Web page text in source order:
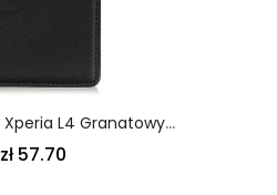
Etui Folio Sony Xperia L4 Granatowy Czarny Prosta Sztuczna Skóra
zł 57.70